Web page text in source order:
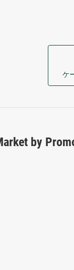
ケ
by